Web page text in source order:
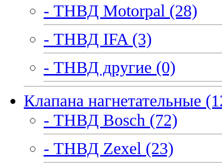
- ТНВД Motorpal (28)
- ТНВД IFA (3)
- ТНВД другие (0)
Клапана нагнетательные
- ТНВД Bosch (72)
- ТНВД Zexel (23)